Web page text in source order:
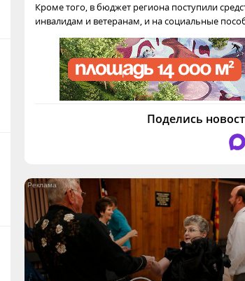
Кроме того, в бюджет региона поступили
инвалидам и ветеранам, и на социальные
Поделись